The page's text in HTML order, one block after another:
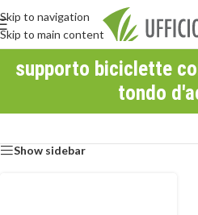
Skip to navigation
Skip to main content
supporto biciclette
tondo
Show sidebar